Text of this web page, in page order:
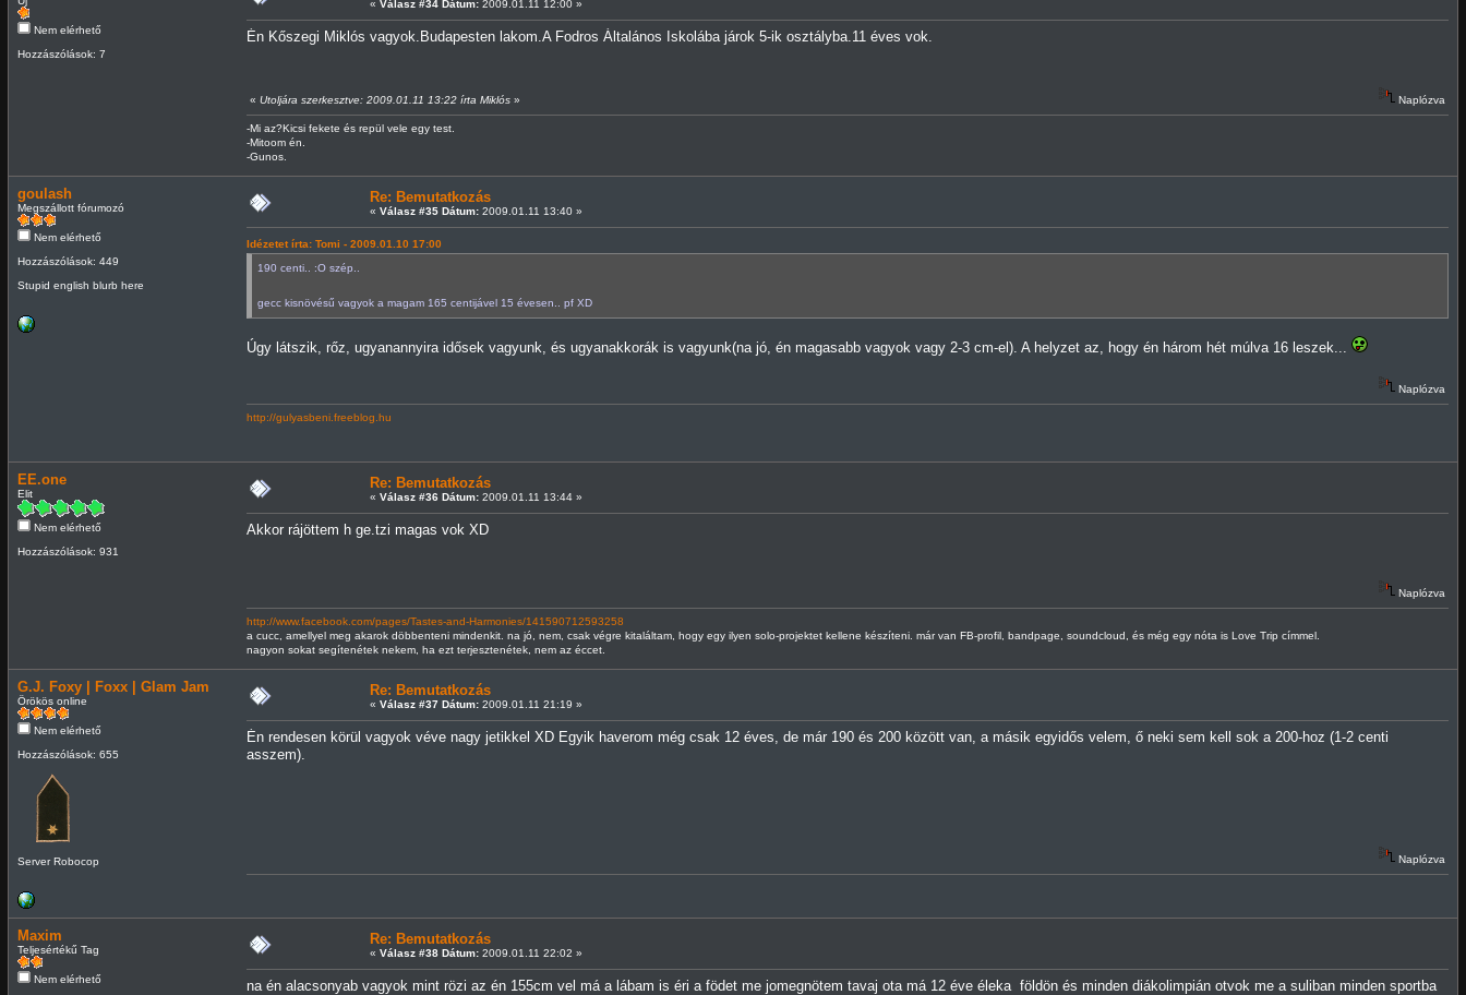
Nem elérhető
Hozzászólások: 7
« Válasz #34 Dátum:2009.01.11 12:00 »
Én Kőszegi Miklós vagyok.Budapesten lakom.A Fodros Általános Iskolába járok 5-ik osztályba.11 éves vok.
« Utoljára szerkesztve: 2009.01.11 13:22 írta Miklós» Naplózva
-Mi az?Kicsi fekete és repül vele egy test.
-Mitoom én.
-Gunos.
goulash
Megszállott fórumozó
Nem elérhető
Hozzászólások: 449
Stupid english blurb here
Re: Bemutatkozás
« Válasz #35 Dátum:2009.01.11 13:40 »
Idézetet írta: Tomi - 2009.01.10 17:00
190 centi.. :O szép..
gecc kisnövésű vagyok a magam 165 centijável 15 évesen.. pf XD
Úgy látszik, rőz, ugyanannyira idősek vagyunk, és ugyanakkorák is vagyunk(na jó, én magasabb vagyok vagy 2-3 cm-el). A helyzet az, hogy én három hét múlva 16 leszek...
Naplózva
http://gulyasbeni.freeblog.hu
EE.one
Elit
Nem elérhető
Hozzászólások: 931
Re: Bemutatkozás
« Válasz #36 Dátum:2009.01.11 13:44 »
Akkor rájöttem h ge.tzi magas vok XD
Naplózva
http://www.facebook.com/pages/Tastes-and-Harmonies/141590712593258
a cucc, amellyel meg akarok döbbenteni mindenkit. na jó, nem, csak végre kitaláltam, hogy egy ilyen solo-projektet kellene készíteni. már van FB-profil, bandpage, soundcloud, és még egy nóta is Love Trip címmel.
nagyon sokat segítenétek nekem, ha ezt terjesztenétek, nem az éccet.
G.J. Foxy | Foxx | Glam Jam
Örökös online
Nem elérhető
Hozzászólások: 655
Server Robocop
Re: Bemutatkozás
« Válasz #37 Dátum:2009.01.11 21:19 »
Én rendesen körül vagyok véve nagy jetikkel XD Egyik haverom még csak 12 éves, de már 190 és 200 között van, a másik egyidős velem, ő neki sem kell sok a 200-hoz (1-2 centi
asszem).
Naplózva
Maxim
Teljesértékű Tag
Nem elérhető
Re: Bemutatkozás
« Válasz #38 Dátum:2009.01.11 22:02 »
na én alacsonyab vagyok mint rözi az én 155cm vel má a lábam is éri a födet me jomegnötem tavaj ota má 12 éve éleka földön és minden diákolimpián otvok me a suliban minden sportba